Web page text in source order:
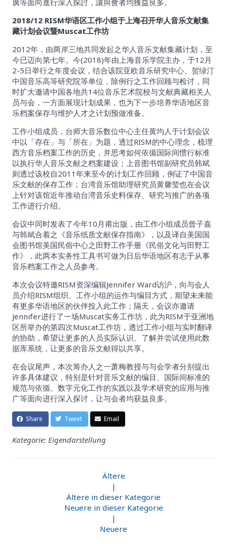
2018/12 RISM华语区工作小组于上海召开华人音乐文献集
藏计划会议暨Muscat工作坊
2012年，由两岸三地共同发起之华人音乐文献集藏计划，至
今已迈向第七年。今(2018)年由上海音乐学院主办，于12月
2-5日举行之年度会议，结合该院亚欧音乐研究中心、贺绿汀
中国音乐高等研究院等单位，除例行之工作回顾与检讨，同
时扩大邀请中国各地共14位音乐艺术院校与文献典藏相关人
员与会，一方面展现计划成果，也为下一步培养华语地区音
乐档案保存与维护人才之计划预做准备。
工作小组成员，台师大音乐数位中心主任黄均人于计划会议
中以「存在」与「所在」为题，透过RISM的中心理念，梳理
西方音乐档案工作的历史，并思考如何依循国际间惯行标准
以执行华人音乐文献之档案建设；上音图书馆副研究员韩斌
则透过该校自2011年来至今的计划工作回顾，例证了中国音
乐文献的保存工作；台湾音乐馆助理研究员黄馨莹也在会议
上针对该馆近年推动台湾音乐史料保存、研究与推广的各项
工作进行介绍。
会议中同时发表了今年10月甫出版，由工作小组成员曾子嘉
与韩斌合着之《音乐纸质文献保存指南》，以及译自美国国
会图书馆美国民俗中心之田野工作手册《民俗文化与田野工
作》，此两本实务性工具书可做为日后华语地区有志于从事
音乐档案工作之人员参考。
本次会议特邀RISM资深编辑Jennifer Ward访沪，向与会人
员介绍RISM组织、工作小组的运作与编目方式，期望未来能
有更多华语地区的伙伴投入此工作；隔天，会议亦邀请
Jennifer进行了一场Muscat实务工作坊，此为RISM于亚洲地
区所举办的第四次Muscat工作坊，透过工作小组与实时翻译
的协助，希望让更多的人员实际认识、了解并尝试使用此数
据库系统，让更多的音乐文献得以共享。
在会议尾声，本次筹办人之一萧梅教授与与会学者分别提出
许多具体建议，特别是针对音乐文献的编目、国际间标准的
规范与依循、数字元化工作的实践以及学术研究的应用与推
广等面向进行深入探讨，让与会者均获益良多。
Share Tweet Email
Kategorie: Eigendarstellung
Ältere
|
Ältere in dieser Kategorie
Neuere in dieser Kategorie
|
Neuere